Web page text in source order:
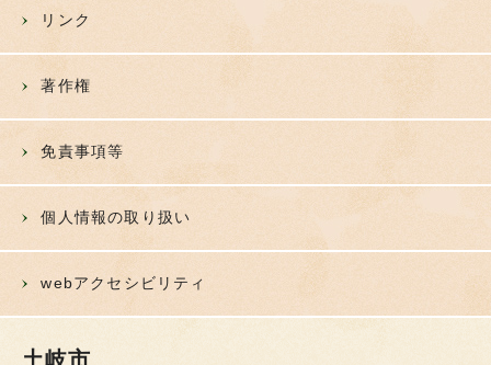
リンク
著作権
免責事項等
個人情報の取り扱い
webアクセシビリティ
土岐市